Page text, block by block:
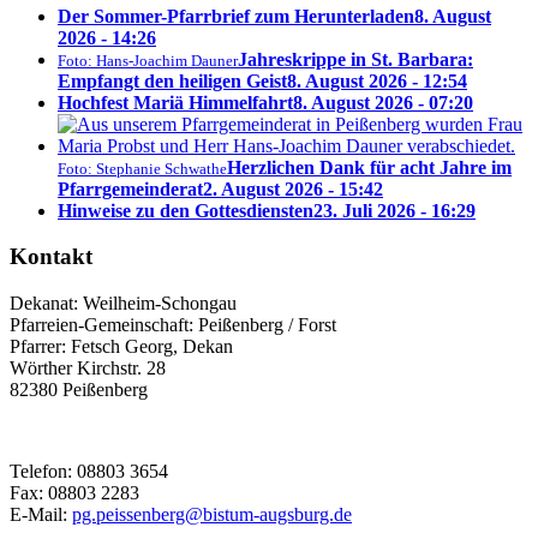
Der Sommer-Pfarrbrief zum Herunterladen8. August
2026 - 14:26
Foto: Hans-Joachim DaunerJahreskrippe in St. Barbara:
Empfangt den heiligen Geist8. August 2026 - 12:54
Hochfest Mariä Himmelfahrt8. August 2026 - 07:20
Foto: Stephanie SchwatheHerzlichen Dank für acht Jahre im
Pfarrgemeinderat2. August 2026 - 15:42
Hinweise zu den Gottesdiensten23. Juli 2026 - 16:29
Kontakt
Dekanat: Weilheim-Schongau
Pfarreien-Gemeinschaft: Peißenberg / Forst
Pfarrer: Fetsch Georg, Dekan
Wörther Kirchstr. 28
82380 Peißenberg
Telefon: 08803 3654
Fax: 08803 2283
E-Mail: pg.peissenberg@bistum-augsburg.de